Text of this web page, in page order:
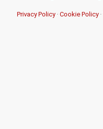
Privacy Policy· Cookie Policy·